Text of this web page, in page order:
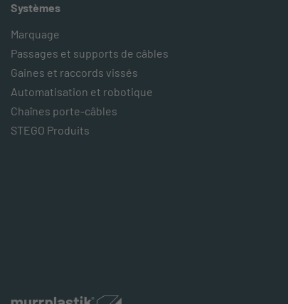
Systèmes
Marquage
Passages et supports de câbles
Gaines et raccords vissés
Automatisation et robotique
Chaînes porte-câbles
STEGO Produits